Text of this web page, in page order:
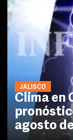
JALISCO
Clima en
agosto